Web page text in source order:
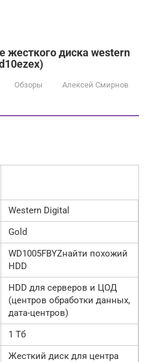
жесткого диска western
Обзоры Алексей Смирнов
Western Digital
Gold
WD1005FBYZнайти похожий
HDD
HDD для серверов и ЦОД
(центров обработки данных,
дата-центров)
1 Тб
Жесткий диск для центра